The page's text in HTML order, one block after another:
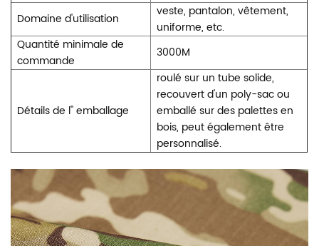
Domaine d'utilisation
veste, pantalon, vêtement,
uniforme, etc.
Quantité minimale de
commande
3000M
Détails de l'' emballage
roulé sur un tube solide,
recouvert d'un poly-sac ou
emballé sur des palettes en
bois, peut également être
personnalisé.